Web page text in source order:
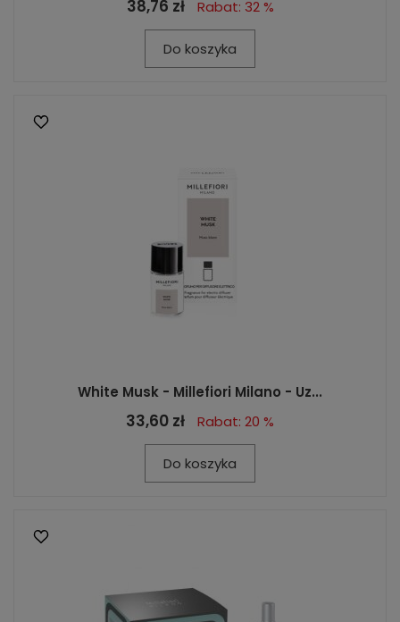
38,76 zł Rabat: 32 %
Do koszyka
White Musk - Millefiori Milano - Uz...
33,60 zł Rabat: 20 %
Do koszyka